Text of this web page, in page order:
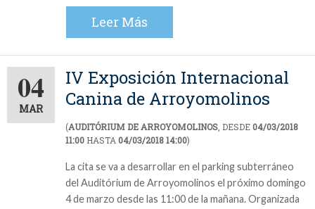
Leer Más
04
MAR
IV Exposición Internacional
Canina de Arroyomolinos
(AUDITÓRIUM DE ARROYOMOLINOS , DESDE04/03/2018
11:00 HASTA 04/03/2018 14:00)
La cita se va a desarrollar en el parking subterráneo
del Auditórium de Arroyomolinos el próximo domingo
4 de marzo desde las 11:00 de la mañana. Organizada